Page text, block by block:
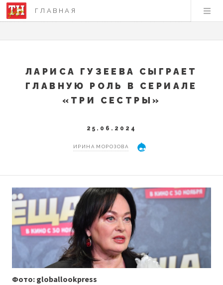
ГЛАВНАЯ
ЛАРИСА ГУЗЕЕВА СЫГРАЕТ
ГЛАВНУЮ РОЛЬ В СЕРИАЛЕ
«ТРИ СЕСТРЫ»
25.06.2024
ИРИНА МОРОЗОВА
Фото: globallookpress